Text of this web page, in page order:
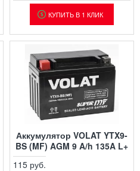
КУПИТЬ В 1 КЛИК
Аккумулятор VOLAT YTX9-
BS (MF) AGM 9 A/h 135A L+
115 руб.